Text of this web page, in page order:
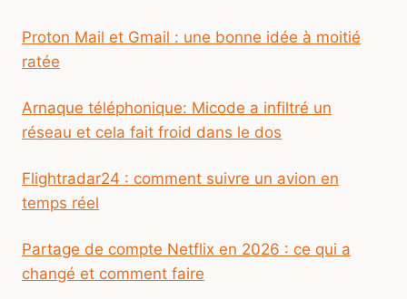
Proton Mail et Gmail : une bonne idée à moitié
ratée
Arnaque téléphonique: Micode a infiltré un
réseau et cela fait froid dans le dos
Flightradar24 : comment suivre un avion en
temps réel
Partage de compte Netflix en 2026 : ce qui a
changé et comment faire